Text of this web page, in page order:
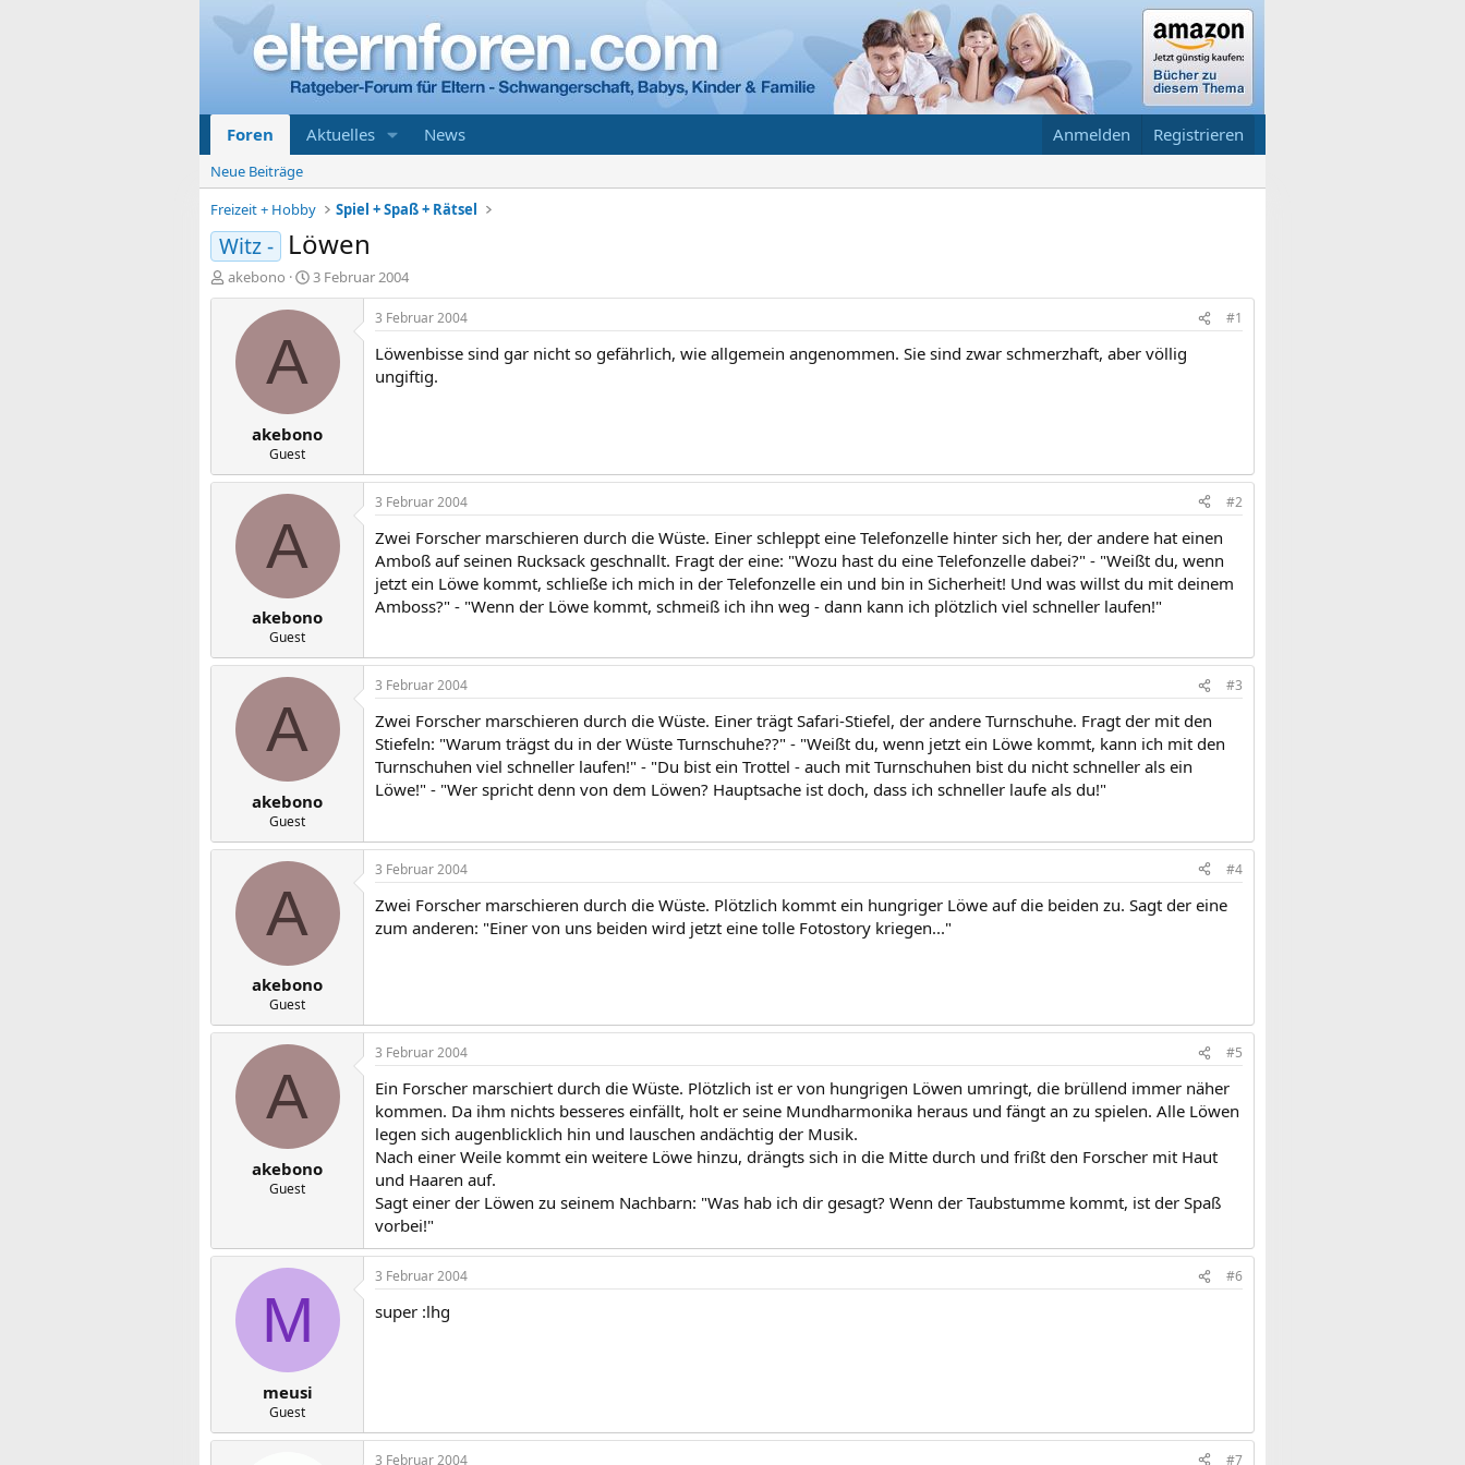
Foren Aktuelles News Anmelden Registrieren
Neue Beiträge
Freizeit + Hobby
Spiel + Spaß + Rätsel
Witz - Löwen
E
r
akebono
E
r
s
t
a
3 Februar 2004
A
akebono
Guest
3 Februar 2004 #1
Löwenbisse sind gar nicht so gefährlich, wie allgemein angenommen. Sie sind zwar schmerzhaft, aber völlig
ungiftig.
A
akebono
Guest
3 Februar 2004 #2
Zwei Forscher marschieren durch die Wüste. Einer schleppt eine Telefonzelle hinter sich her, der andere hat einen
Amboß auf seinen Rucksack geschnallt. Fragt der eine: "Wozu hast du eine Telefonzelle dabei?" - "Weißt du, wenn
jetzt ein Löwe kommt, schließe ich mich in der Telefonzelle ein und bin in Sicherheit! Und was willst du mit deinem
Amboss?" - "Wenn der Löwe kommt, schmeiß ich ihn weg - dann kann ich plötzlich viel schneller laufen!"
A
akebono
Guest
3 Februar 2004 #3
Zwei Forscher marschieren durch die Wüste. Einer trägt Safari-Stiefel, der andere Turnschuhe. Fragt der mit den
Stiefeln: "Warum trägst du in der Wüste Turnschuhe??" - "Weißt du, wenn jetzt ein Löwe kommt, kann ich mit den
Turnschuhen viel schneller laufen!" - "Du bist ein Trottel - auch mit Turnschuhen bist du nicht schneller als ein
Löwe!" - "Wer spricht denn von dem Löwen? Hauptsache ist doch, dass ich schneller laufe als du!"
A
akebono
Guest
3 Februar 2004 #4
Zwei Forscher marschieren durch die Wüste. Plötzlich kommt ein hungriger Löwe auf die beiden zu. Sagt der eine
zum anderen: "Einer von uns beiden wird jetzt eine tolle Fotostory kriegen..."
A
akebono
Guest
3 Februar 2004 #5
Ein Forscher marschiert durch die Wüste. Plötzlich ist er von hungrigen Löwen umringt, die brüllend immer näher
kommen. Da ihm nichts besseres einfällt, holt er seine Mundharmonika heraus und fängt an zu spielen. Alle Löwen
legen sich augenblicklich hin und lauschen andächtig der Musik.
Nach einer Weile kommt ein weitere Löwe hinzu, drängts sich in die Mitte durch und frißt den Forscher mit Haut
und Haaren auf.
Sagt einer der Löwen zu seinem Nachbarn: "Was hab ich dir gesagt? Wenn der Taubstumme kommt, ist der Spaß
vorbei!"
M
meusi
Guest
3 Februar 2004 #6
super :lhg
3 Februar 2004 #7